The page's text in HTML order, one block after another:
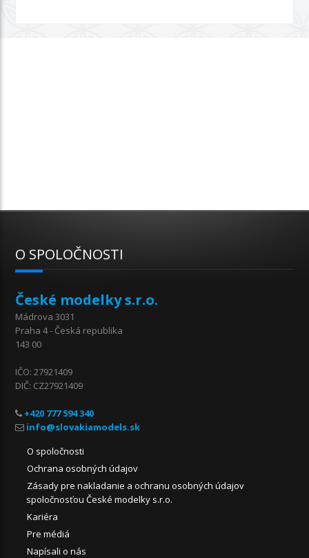
O SPOLOČNOSTI
České modelky s.r.o.
Mádrova 3031
Praha 4 - Česká republika
143 00
IČO: 27921409
DIČ: CZ27921409
+420 777 594 340
O spoločnosti
Ochrana osobných údajov
Zásady pre nakladanie a ochranu osobných údajov
spoločnosťou České modelky s.r.o.
Kariéra
Pre médiá
Napísali o nás